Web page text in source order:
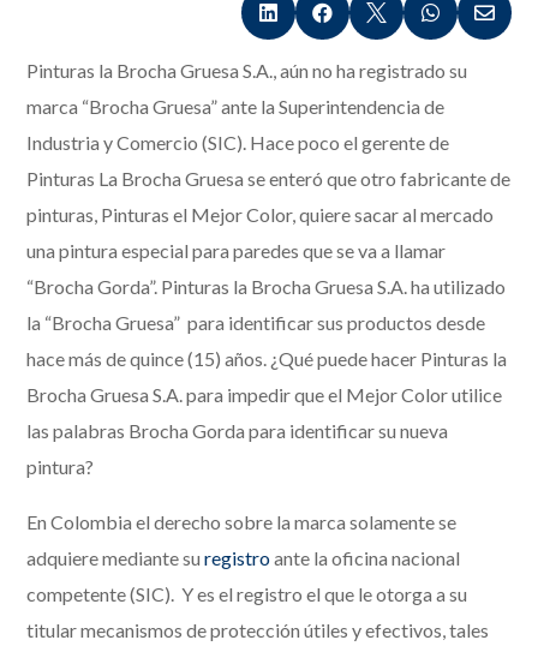
    
Pinturas la Brocha Gruesa S.A., aún no ha registrado su
marca “Brocha Gruesa” ante la Superintendencia de
Industria y Comercio (SIC). Hace poco el gerente de
Pinturas La Brocha Gruesa se enteró que otro fabricante de
pinturas, Pinturas el Mejor Color, quiere sacar al mercado
una pintura especial para paredes que se va a llamar
“Brocha Gorda”. Pinturas la Brocha Gruesa S.A. ha utilizado
la “Brocha Gruesa” para identificar sus productos desde
hace más de quince (15) años. ¿Qué puede hacer Pinturas la
Brocha Gruesa S.A. para impedir que el Mejor Color utilice
las palabras Brocha Gorda para identificar su nueva
pintura?
En Colombia el derecho sobre la marca solamente se
adquiere mediante suregistroante la oficina nacional
competente (SIC). Y es el registro el que le otorga a su
titular mecanismos de protección útiles y efectivos, tales